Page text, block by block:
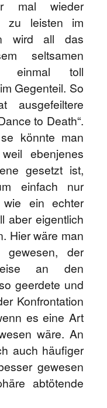
mal wieder
zu leisten im
wird all das
seltsamen
einmal toll
Gegenteil. So
ausgefeiltere
to Death“.
könnte man
ebenjenes
gesetzt ist,
einfach nur
ein echter
aber eigentlich
Hier wäre man
gewesen, der
an den
geerdete und
Konfrontation
es eine Art
wäre. An
auch häufiger
gewesen
abtötende